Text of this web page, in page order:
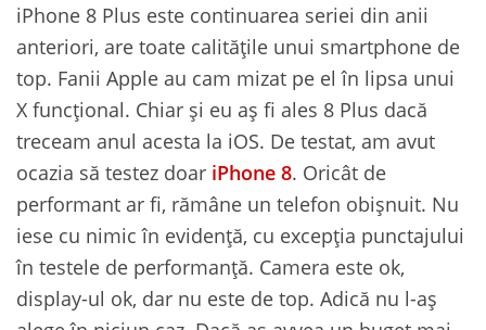
iPhone 8 Plus este continuarea seriei din anii
anteriori, are toate calitățile unui smartphone de
top. Fanii Apple au cam mizat pe el în lipsa unui
X funcțional. Chiar și eu aș fi ales 8 Plus dacă
treceam anul acesta la iOS. De testat, am avut
ocazia să testez doar iPhone 8. Oricât de
performant ar fi, rămâne un telefon obișnuit. Nu
iese cu nimic în evidență, cu excepția punctajului
în testele de performanță. Camera este ok,
display-ul ok, dar nu este de top. Adică nu l-aș